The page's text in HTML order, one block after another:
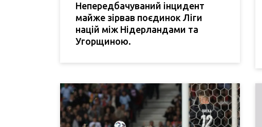
Непередбачуваний інцидент
майже зірвав поєдинок Ліги
націй між Нідерландами та
Угорщиною.